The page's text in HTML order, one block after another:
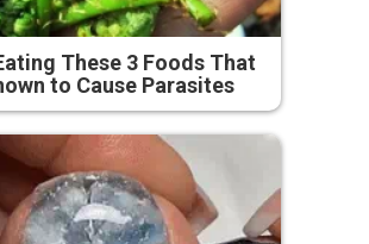
These 3 Foods That
to Cause Parasites